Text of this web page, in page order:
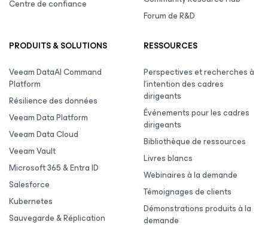
Centre de confiance
Forum de R&D
PRODUITS & SOLUTIONS
Veeam DataAI Command
Platform
Résilience des données
Veeam Data Platform
Veeam Data Cloud
Veeam Vault
Microsoft 365 & Entra ID
Salesforce
Kubernetes
Sauvegarde & Réplication
RESSOURCES
Perspectives et recherches à
l’intention des cadres
dirigeants
Événements pour les cadres
dirigeants
Bibliothèque de ressources
Livres blancs
Webinaires à la demande
Témoignages de clients
Démonstrations produits à la
demande